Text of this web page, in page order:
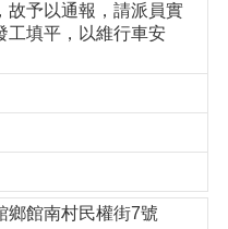
故予以通報，請派員實
工填平，以維行車安
鄉館南村民權街7號